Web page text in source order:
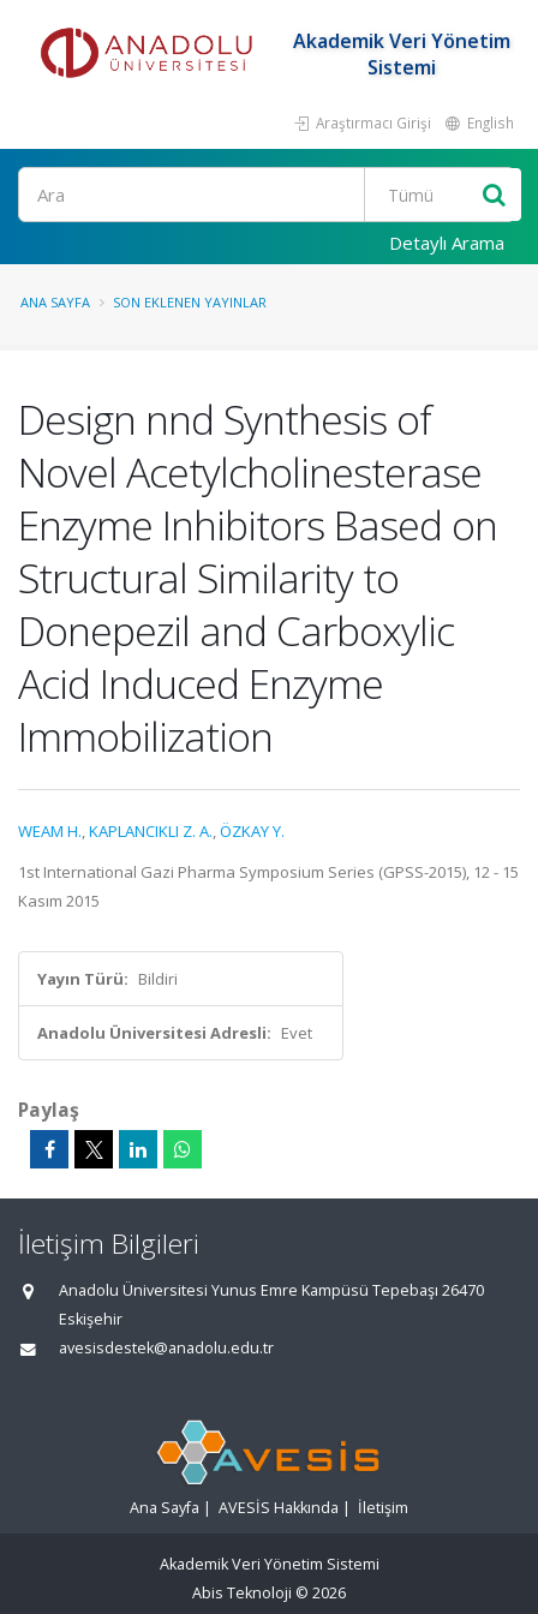
Akademik Veri Yönetim
Sistemi
Araştırmacı Girişi English
Ara
Detaylı Arama
ANA SAYFA SON EKLENEN YAYINLAR
Design nnd Synthesis of
Novel Acetylcholinesterase
Enzyme Inhibitors Based on
Structural Similarity to
Donepezil and Carboxylic
Acid Induced Enzyme
Immobilization
WEAM H.,KAPLANCIKLI Z. A.,ÖZKAY Y.
1st International Gazi Pharma Symposium Series (GPSS-2015), 12 - 15
Kasım 2015
Yayın Türü: Bildiri
Anadolu Üniversitesi Adresli: Evet
Paylaş
İletişim Bilgileri
Anadolu Üniversitesi Yunus Emre Kampüsü Tepebaşı 26470
Eskişehir
avesisdestek@anadolu.edu.tr
Ana Sayfa | AVESİS Hakkında | İletişim
Akademik Veri Yönetim Sistemi
Abis Teknoloji © 2026